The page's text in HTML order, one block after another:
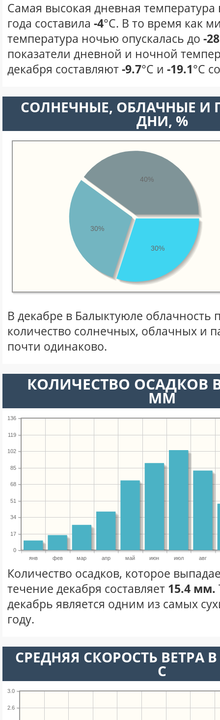
Самая высокая дневная температура
года составила -4°С. В то время как
температура ночью опускалась до -28
показатели дневной и ночной
декабря составляют-9.7°С и -19.1°С
CОЛНЕЧНЫЕ, ОБЛАЧНЫЕ И
ДНИ, %
30%
30%
40%
В декабре в Балыктуюле облачность
количество солнечных, облачных и
почти одинаково.
КОЛИЧЕСТВО ОСАДКОВ
ММ
янв фев мар апр май июн июл авг
0
17
34
51
68
85
102
119
136
Количество осадков, которое
течение декабря составляет 15.4 мм.
декабрь является одним из самых
году.
СРЕДНЯЯ СКОРОСТЬ ВЕТРА
С
2.6
3.0